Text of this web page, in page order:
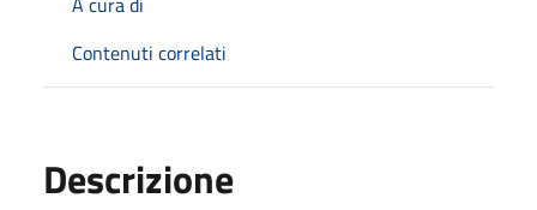
Contenuti correlati
Descrizione